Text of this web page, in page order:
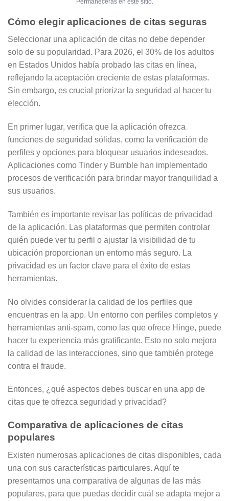
Cómo elegir aplicaciones de citas seguras
Seleccionar una aplicación de citas no debe depender
solo de su popularidad. Para 2026, el 30% de los adultos
en Estados Unidos había probado las citas en línea,
reflejando la aceptación creciente de estas plataformas.
Sin embargo, es crucial priorizar la seguridad al hacer tu
elección.
En primer lugar, verifica que la aplicación ofrezca
funciones de seguridad sólidas, como la verificación de
perfiles y opciones para bloquear usuarios indeseados.
Aplicaciones como Tinder y Bumble han implementado
procesos de verificación para brindar mayor tranquilidad a
sus usuarios.
También es importante revisar las políticas de privacidad
de la aplicación. Las plataformas que permiten controlar
quién puede ver tu perfil o ajustar la visibilidad de tu
ubicación proporcionan un entorno más seguro. La
privacidad es un factor clave para el éxito de estas
herramientas.
No olvides considerar la calidad de los perfiles que
encuentras en la app. Un entorno con perfiles completos y
herramientas anti-spam, como las que ofrece Hinge, puede
hacer tu experiencia más gratificante. Esto no solo mejora
la calidad de las interacciones, sino que también protege
contra el fraude.
Entonces, ¿qué aspectos debes buscar en una app de
citas que te ofrezca seguridad y privacidad?
Comparativa de aplicaciones de citas
populares
Existen numerosas aplicaciones de citas disponibles, cada
una con sus características particulares. Aquí te
presentamos una comparativa de algunas de las más
populares, para que puedas decidir cuál se adapta mejor a